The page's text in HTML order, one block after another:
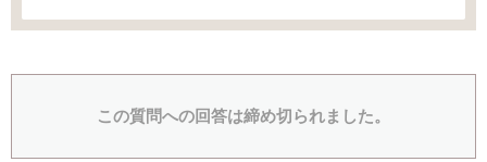
この質問への回答は締め切られました。